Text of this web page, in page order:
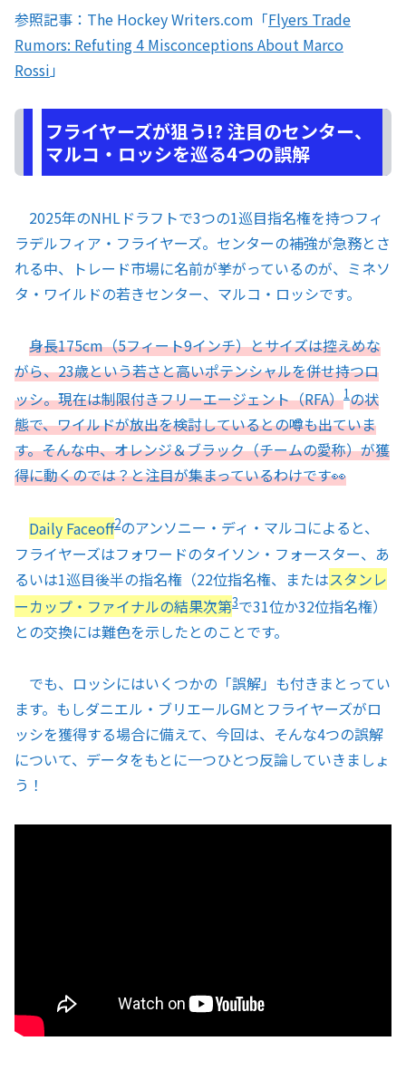
参照記事：The Hockey Writers.com「Flyers Trade
Rumors: Refuting 4 Misconceptions About Marco
Rossi」
フライヤーズが狙う!? 注目のセンター、
マルコ・ロッシを巡る4つの誤解
2025年のNHLドラフトで3つの1巡目指名権を持つフィ
ラデルフィア・フライヤーズ。センターの補強が急務とさ
れる中、トレード市場に名前が挙がっているのが、ミネソ
タ・ワイルドの若きセンター、マルコ・ロッシです。
身長175cm（5フィート9インチ）とサイズは控えめな
がら、23歳という若さと高いポテンシャルを併せ持つロ
ッシ。現在は制限付きフリーエージェント（RFA）1の状
態で、ワイルドが放出を検討しているとの噂も出ていま
す。そんな中、オレンジ＆ブラック（チームの愛称）が獲
得に動くのでは？と注目が集まっているわけです👀
Daily Faceoff2のアンソニー・ディ・マルコによると、
フライヤーズはフォワードのタイソン・フォースター、あ
るいは1巡目後半の指名権（22位指名権、またはスタンレ
ーカップ・ファイナルの結果次第3で31位か32位指名権）
との交換には難色を示したとのことです。
でも、ロッシにはいくつかの「誤解」も付きまとってい
ます。もしダニエル・ブリエールGMとフライヤーズがロ
ッシを獲得する場合に備えて、今回は、そんな4つの誤解
について、データをもとに一つひとつ反論していきましょ
う！